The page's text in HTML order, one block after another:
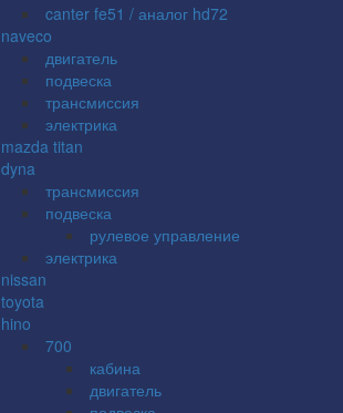
canter fe51 / аналог hd72
naveco
двигатель
подвеска
трансмиссия
электрика
mazda titan
dyna
трансмиссия
подвеска
рулевое управление
электрика
nissan
toyota
hino
700
кабина
двигатель